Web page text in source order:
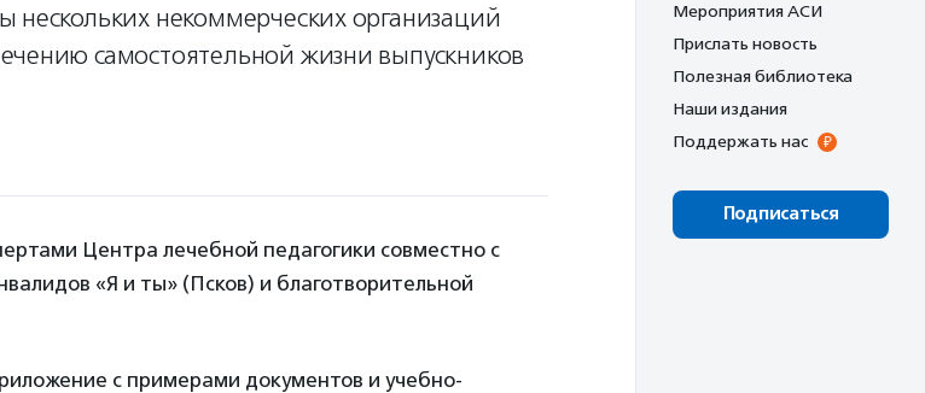
нескольких некоммерческих организаций
самостоятельной жизни выпускников
Центра лечебной педагогики совместно с
«Я и ты» (Псков) и благотворительной
с примерами документов и учебно-
Мероприятия АСИ
Прислать новость
Полезная библиотека
Наши издания
Поддержать нас
Подписаться